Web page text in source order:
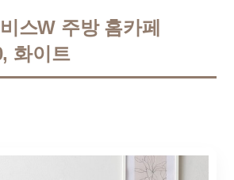
스W 주방 홈카페
화이트